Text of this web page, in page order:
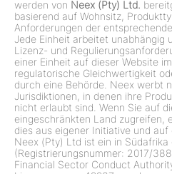
werden von Neex (Pty) Ltd.
basierend auf Wohnsitz,
Anforderungen der
Jede Einheit arbeitet unabhängig
Lizenz- und
einer Einheit auf dieser Website
regulatorische Gleichwertigkeit
durch eine Behörde. Neex werbt
Jurisdiktionen, in denen ihre
nicht erlaubt sind. Wenn Sie auf
eingeschränkten Land zugreifen,
dies aus eigener Initiative und auf
Neex (Pty) Ltd ist ein in
(Registrierungsnummer: 2017/
Financial Sector Conduct